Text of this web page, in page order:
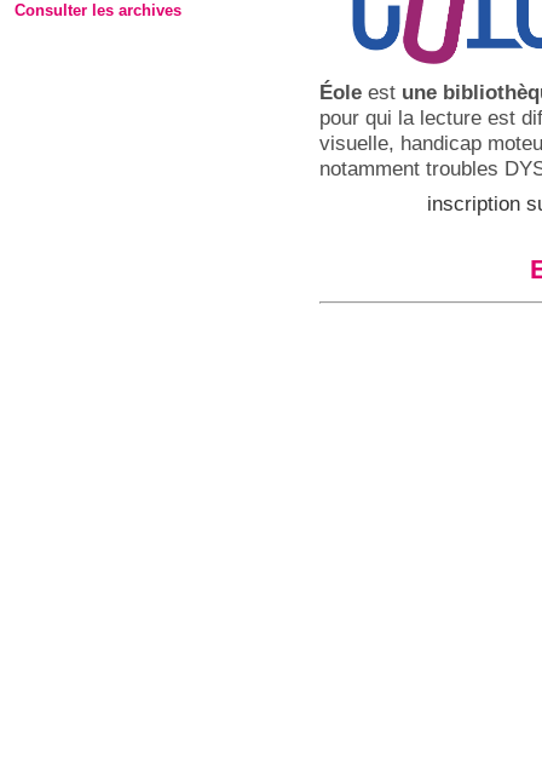
Consulter les archives
Éole est une
pour qui la lecture est
visuelle, handicap
notamment troubles
handicap.JPG
inscription